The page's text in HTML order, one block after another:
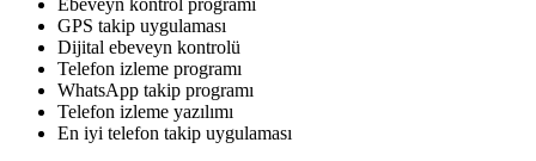
GPS takip uygulaması
Dijital ebeveyn kontrolü
Telefon izleme programı
WhatsApp takip programı
Telefon izleme yazılımı
En iyi telefon takip uygulaması